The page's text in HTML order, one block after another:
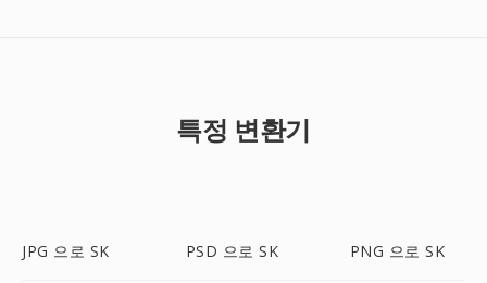
특정 변환기
JPG 으로 SK PSD 으로 SK PNG 으로 SK